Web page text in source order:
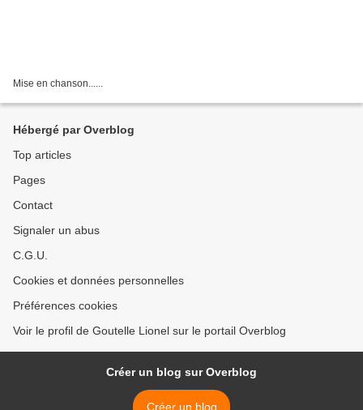
Mise en chanson......
Hébergé par Overblog
Top articles
Pages
Contact
Signaler un abus
C.G.U.
Cookies et données personnelles
Préférences cookies
Voir le profil de Goutelle Lionel sur le portail Overblog
Créer un blog sur Overblog
Créer un blog